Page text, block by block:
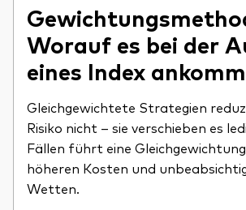
Worauf es bei der
eines Index
Gleichgewichtete Strategien
Risiko nicht – sie verschieben es
Fällen führt eine
höheren Kosten und
Wetten.